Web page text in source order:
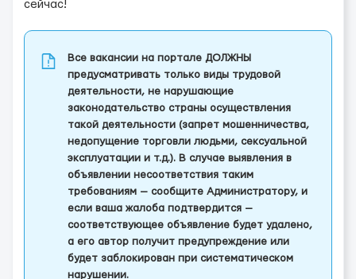
сейчас!
Все вакансии на портале ДОЛЖНЫ
предусматривать только виды трудовой
деятельности, не нарушающие
законодательство страны осуществления
такой деятельности (запрет мошенничества,
недопущение торговли людьми, сексуальной
эксплуатации и т.д.). В случае выявления в
объявлении несоответствия таким
требованиям — сообщите Администратору, и
если ваша жалоба подтвердится —
соответствующее объявление будет удалено,
а его автор получит предупреждение или
будет заблокирован при систематическом
нарушении.